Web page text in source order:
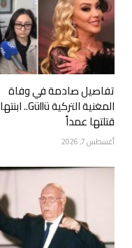
تفاصيل صادمة في وفاة
المغنية التركية Güllü.. ابنتها
قتلتها عمداً
أغسطس 7, 2026